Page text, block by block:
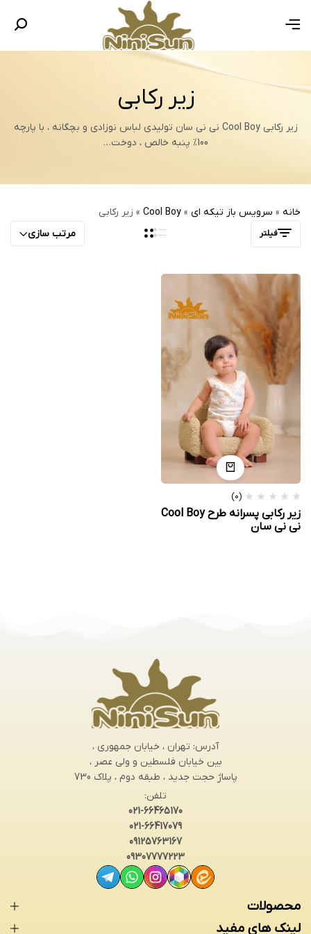
زیر رکابی
زیر رکابی Cool Boy نی نی سان تولیدی لباس نوزادی و بچگانه ، با پارچه
100% پنبه خالص ، دوخت…
خانه » سرویس باز تیکه ای »
Cool Boy
» زیر رکابی
فیلتر مرتب سازی
(0)
زیر رکابی پسرانه طرح Cool Boy
نی نی سان
آدرس: تهران ، خیابان جمهوری ،
بین خیابان فلسطین و ولی عصر ،
پاساژ حجت جدید ، طبقه دوم ، پلاک 730
تلفن:
021-66465170
021-66417079
09125763167
09307777223
محصولات
لینک های مفید